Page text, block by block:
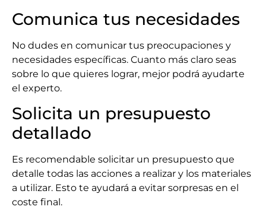
Comunica tus necesidades
No dudes en comunicar tus preocupaciones y
necesidades específicas. Cuanto más claro seas
sobre lo que quieres lograr, mejor podrá ayudarte
el experto.
Solicita un presupuesto
detallado
Es recomendable solicitar un presupuesto que
detalle todas las acciones a realizar y los materiales
a utilizar. Esto te ayudará a evitar sorpresas en el
coste final.